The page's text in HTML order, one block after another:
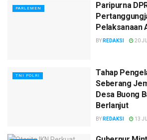
PARLEMEN
Paripurna
Pelaksanaan
BY REDAKSI 20
TNI POLRI
Tahap
Seberang
Desa Buong
Berlanjut
BY REDAKSI 13